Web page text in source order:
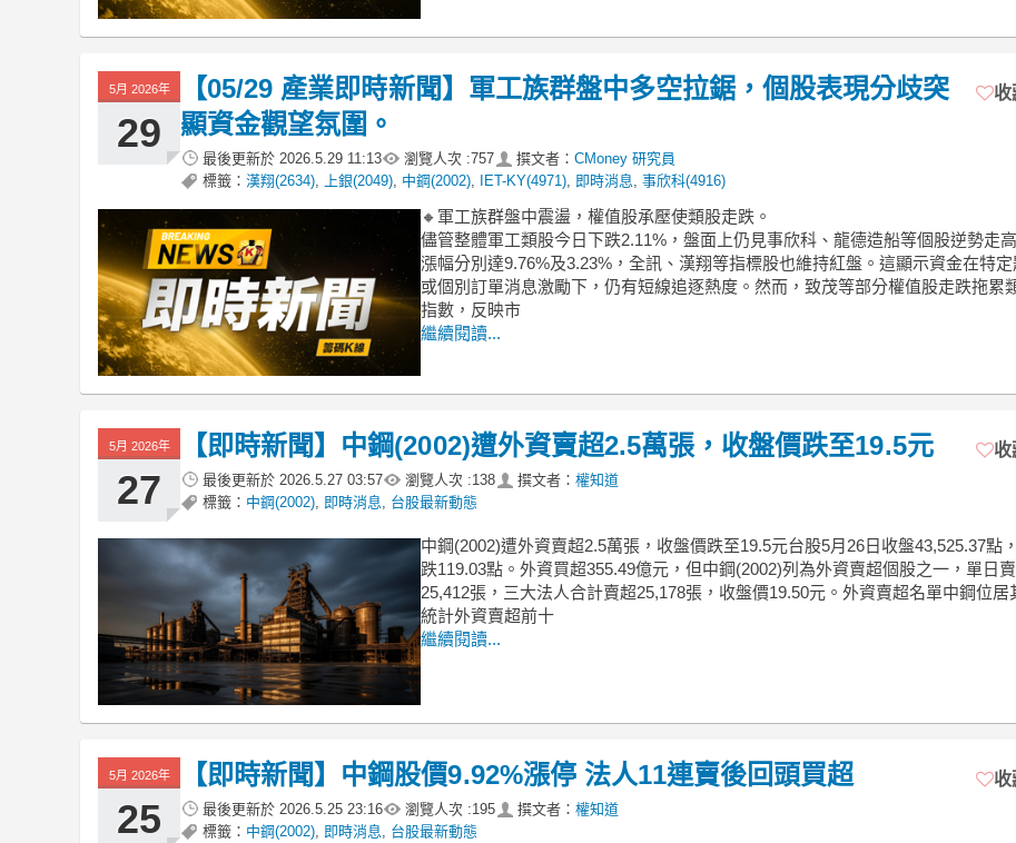
5月 2026年
29
【05/29 產業即時新聞】軍工族群盤中多空拉鋸，個股表現分歧突
顯資金觀望氛圍。
最後更新於 2026.5.29 11:13 瀏覽人次 :757 撰文者： CMoney 研究員
標籤： 漢翔(2634) 上銀(2049) 中鋼(2002) IET-KY(4971) 即時消息 事欣科(4916)
收
🔸軍工族群盤中震盪，權值股承壓使類股走跌。
儘管整體軍工類股今日下跌2.11%，盤面上仍見事欣科、龍德造船等個股逆勢走高
漲幅分別達9.76%及3.23%，全訊、漢翔等指標股也維持紅盤。這顯示資金在特
或個別訂單消息激勵下，仍有短線追逐熱度。然而，致茂等部分權值股走跌拖累
指數，反映市
繼續閱讀...
5月 2026年
27
【即時新聞】中鋼(2002)遭外資賣超2.5萬張，收盤價跌至19.5元
最後更新於 2026.5.27 03:57 瀏覽人次 :138 撰文者： 權知道
標籤： 中鋼(2002) 即時消息 台股最新動態
收
中鋼(2002)遭外資賣超2.5萬張，收盤價跌至19.5元台股5月26日收盤43,525.37點
跌119.03點。外資買超355.49億元，但中鋼(2002)列為外資賣超個股之一，單日
25,412張，三大法人合計賣超25,178張，收盤價19.50元。外資賣超名單中鋼位居
統計外資賣超前十
繼續閱讀...
5月 2026年
25
【即時新聞】中鋼股價9.92%漲停 法人11連賣後回頭買超
最後更新於 2026.5.25 23:16 瀏覽人次 :195 撰文者： 權知道
標籤： 中鋼(2002) 即時消息 台股最新動態
收